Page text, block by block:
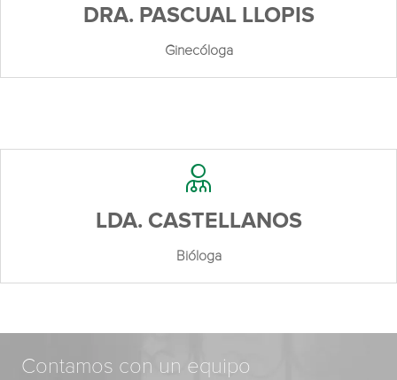
DRA. PASCUAL LLOPIS
Ginecóloga
LDA. CASTELLANOS
Bióloga
Contamos con un equipo